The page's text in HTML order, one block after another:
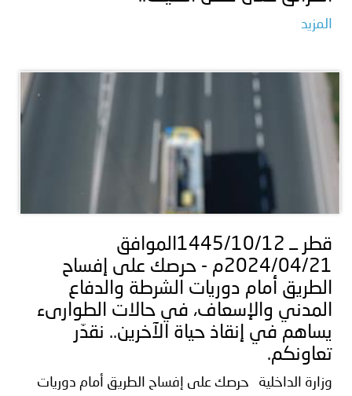
المزيد
قطر ــ 1445/10/12الموافق
2024/04/21م - حرصك على إفساح
الطريق أمام دوريات الشرطة والدفاع
المدني والإسعاف، في حالات الطوارىء
يساهم في إنقاذ حياة الآخرين.. نقدّر
تعاونكم.
وزارة الداخلية حرصك على إفساح الطريق أمام دوريات